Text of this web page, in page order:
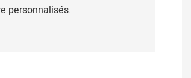
personnalisés.